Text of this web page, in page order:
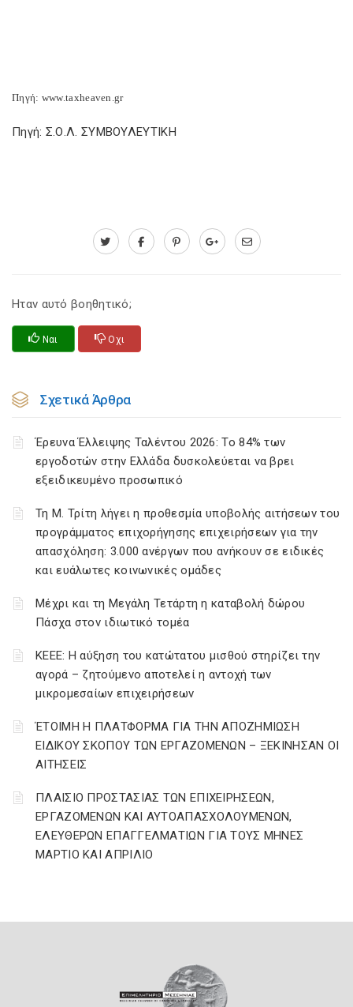
Πηγή: www.taxheaven.gr
Πηγή: Σ.Ο.Λ. ΣΥΜΒΟΥΛΕΥΤΙΚΗ
Ηταν αυτό βοηθητικό;
Ναι Οχι
Σχετικά Άρθρα
Έρευνα Έλλειψης Ταλέντου 2026: Το 84% των
εργοδοτών στην Ελλάδα δυσκολεύεται να βρει
εξειδικευμένο προσωπικό
Τη Μ. Τρίτη λήγει η προθεσμία υποβολής αιτήσεων του
προγράμματος επιχορήγησης επιχειρήσεων για την
απασχόληση: 3.000 ανέργων που ανήκουν σε ειδικές
και ευάλωτες κοινωνικές ομάδες
Μέχρι και τη Μεγάλη Τετάρτη η καταβολή δώρου
Πάσχα στον ιδιωτικό τομέα
ΚΕΕΕ: Η αύξηση του κατώτατου μισθού στηρίζει την
αγορά – ζητούμενο αποτελεί η αντοχή των
μικρομεσαίων επιχειρήσεων
ΈΤΟΙΜΗ Η ΠΛΑΤΦΟΡΜΑ ΓΙΑ ΤΗΝ ΑΠΟΖΗΜΙΩΣΗ
ΕΙΔΙΚΟΥ ΣΚΟΠΟΥ ΤΩΝ ΕΡΓΑΖΟΜΕΝΩΝ – ΞΕΚΙΝΗΣΑΝ ΟΙ
ΑΙΤΗΣΕΙΣ
ΠΛΑΙΣΙΟ ΠΡΟΣΤΑΣΙΑΣ ΤΩΝ ΕΠΙΧΕΙΡΗΣΕΩΝ,
ΕΡΓΑΖΟΜΕΝΩΝ ΚΑΙ ΑΥΤΟΑΠΑΣΧΟΛΟΥΜΕΝΩΝ,
ΕΛΕΥΘΕΡΩΝ ΕΠΑΓΓΕΛΜΑΤΙΩΝ ΓΙΑ ΤΟΥΣ ΜΗΝΕΣ
ΜΑΡΤΙΟ ΚΑΙ ΑΠΡΙΛΙΟ